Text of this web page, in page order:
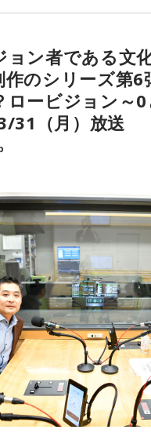
代やジャンルを問わず、世
て影響を受けた音楽家たち
最高なライヴを私たちにみ
音楽って最高です。坂本龍
ーエンディングで受け継
ろうか。
O-EAST → Photo by ア
→ Photo by
by Akanuma Yuma
放送メディプラスホールを
時間の公開生放送を行い
かす、とっておきのライオ
：全席自由席 税込み
き）
25日（火）正午より発売
ジ：
e/
埼玉西武ライオンズ 対 北
ドーム）
年3月28日（金）午後5
後9時30分まで）
信（西武ライオンズ前GM
美（文化放送アナウンサ
幕直前！ 渡辺久信・堀口
放談』公開生放送
久信、堀口文宏、斉藤一美
年3月25日（火）
7時00分～8時00分 文化
公開生放送
8時00分～9時00分 文化
・井上喜久子と田中敦子、
声優陣が、『文芸あねもね
ク「文芸あねもねR」での
活動などを行ってきたプロ
販売し、この売上も復興
要】
優朗読チャリティ 『文芸
月11日（火）午後7時00分
久子、黒岩希未代
レス： anemone-
タグ： ＃文芸あねもねR
：http://www.joqr.co.jp/
ねR 朗読作品：https://
2025年3月末に活動を終了
、改めて番組が歩んできた
チャリティに参加いただい
災害で今なお苦労を抱える
イベントの思い出や、井上
じたことなどを伝える。
終了する朗読作品『文芸あ
画立ち上げから参加し、
敦子さんとの思い出も語る。
活動の寄付金額：
ィを務める井上喜久子は、
ずつ歩んできた『文芸あね
ョン者である文
作のシリーズ第6
ロービジョン～
31（月）放送